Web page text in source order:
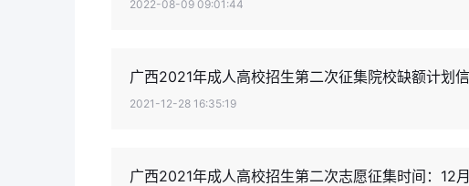
2022-08-09 09:01:44
广西2021年成人高校招生第二次征集院校缺额计划
2021-12-28 16:35:19
广西2021年成人高校招生第二次志愿征集时间：12